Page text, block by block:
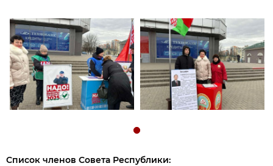
Список членов Совета Республики: